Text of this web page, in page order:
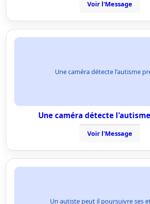
Voir l'Message
Une caméra détecte l'autisme
Une caméra détecte
Voir l'Message
Un autiste peut il poursuivre ses